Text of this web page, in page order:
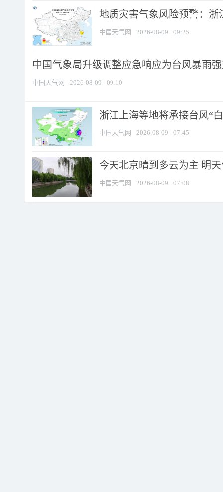
地质灾害气象风险预警：浙
中国天气网 2026-08-09 09:25
中国气象局升级调整应急响应为台风暴雨
中国天气网 2026-08-09 09:10
浙江上海等地将承接台风“
中国天气网 2026-08-09 07:45
今天北京晴到多云为主 明
中国天气网 2026-08-09 07:08